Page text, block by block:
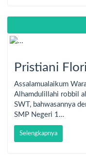
Pristiani
Assalamualaikum
Alhamdulillahi robbil
SWT, bahwasannya
SMP Negeri 1…
Selengkapnya